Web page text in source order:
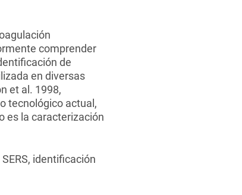
comprender
de
en diversas
et al. 1998,
tecnológico actual,
es la caracterización
identificación